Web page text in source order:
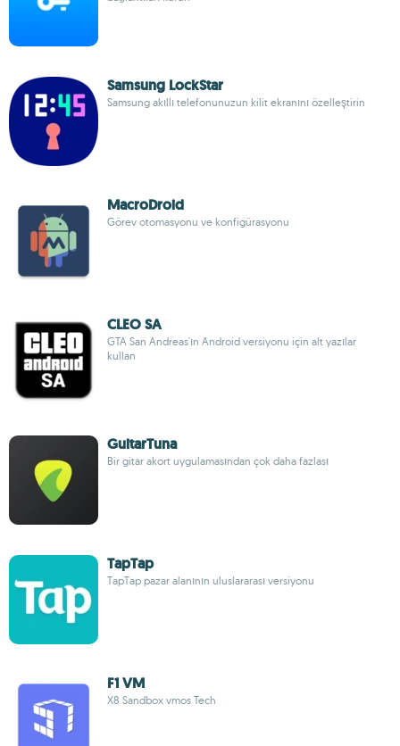
Samsung LockStar
Samsung akıllı telefonunuzun kilit ekranını özelleştirin
MacroDroid
Görev otomasyonu ve konfigürasyonu
CLEO SA
GTA San Andreas'ın Android versiyonu için alt yazılar
kullan
GuitarTuna
Bir gitar akort uygulamasından çok daha fazlası
TapTap
TapTap pazar alanının uluslararası versiyonu
F1 VM
X8 Sandbox vmos Tech